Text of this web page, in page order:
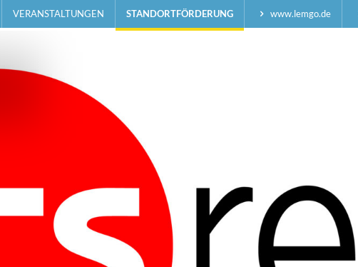
VERANSTALTUNGEN STANDORTFÖRDERUNG www.lemgo.de